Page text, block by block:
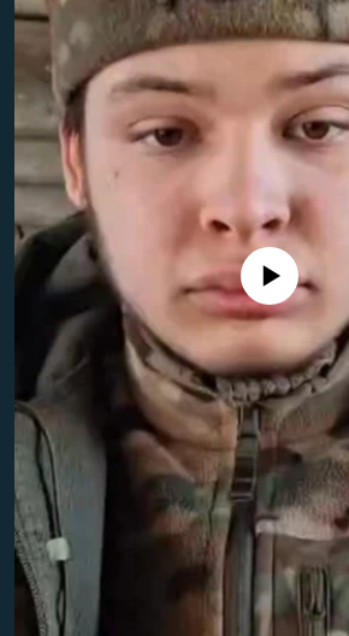
РАСПИСАНИЕ ВЕЩАНИЯ
ПОДПИШИТЕСЬ НА РАССЫЛКУ
СОЦИАЛЬНЫЕ СЕТИ
Все сайты РСЕ/РС
No media source